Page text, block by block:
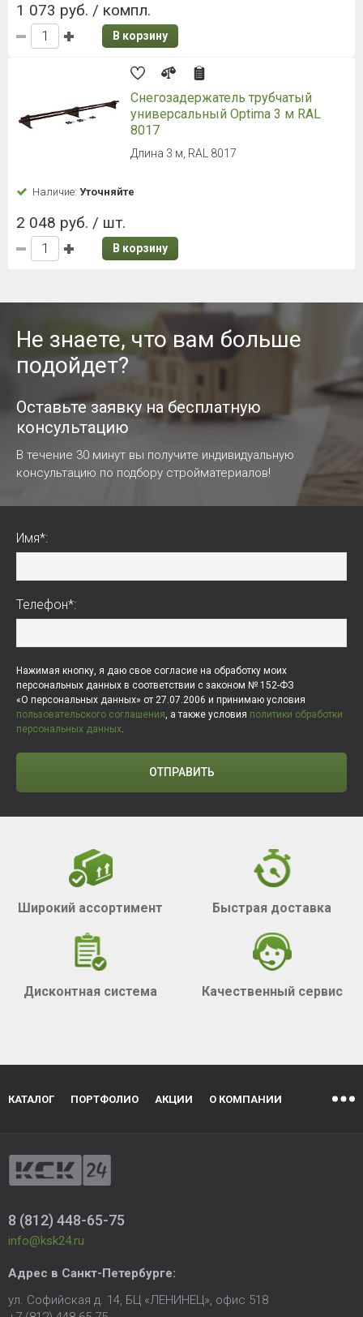
1 073 руб. / компл.
В корзину
Снегозадержатель трубчатый
универсальный Optima 3 м RAL
8017
Длина 3 м, RAL 8017
Наличие: Уточняйте
2 048 руб. / шт.
В корзину
Не знаете, что вам больше
подойдет?
Оставьте заявку на бесплатную
консультацию
В течение 30 минут вы получите индивидуальную
консультацию по подбору стройматериалов!
Имя*:
Телефон*:
Нажимая кнопку, я даю свое согласие на обработку моих
персональных данных в соответствии с законом № 152-ФЗ
«О персональных данных» от 27.07.2006 и принимаю условия
пользовательского соглашения, а также условия политики обработки
персональных данных.
ОТПРАВИТЬ
Широкий ассортимент Быстрая доставка
Дисконтная система Качественный сервис
КАТАЛОГ ПОРТФОЛИО АКЦИИ О КОМПАНИИ
8 (812) 448-65-75
info@ksk24.ru
Адрес в Санкт-Петербурге:
ул. Софийская д. 14, БЦ «ЛЕНИНЕЦ», офис 518